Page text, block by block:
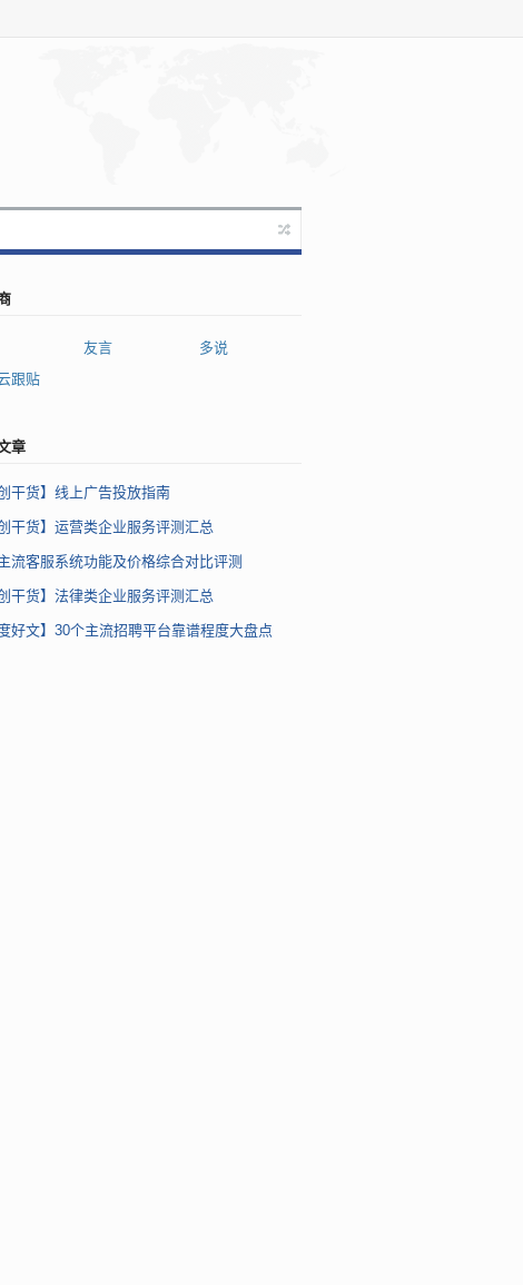
友言
多说
跟贴
章
创干货】线上广告投放指南
创干货】运营类企业服务评测汇总
流客服系统功能及价格综合对比评测
创干货】法律类企业服务评测汇总
度好文】30个主流招聘平台靠谱程度大盘点